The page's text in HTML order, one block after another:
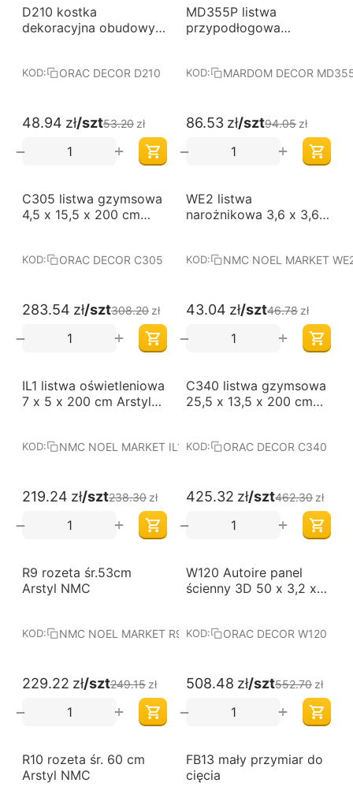
-8%
D210 kostka
dekoracyjna obudowy
KOD: ORAC DECOR D210
48.94 zł/szt53.20 zł
+
−
-8%
MD355P listwa
przypodłogowa
DECOR ELITE PREMIUM
KOD: MARDOM DECOR
86.53 zł/szt94.05 zł
+
−
-8%
C305 listwa gzymsowa
4,5 x 15,5 x 200 cm
KOD: ORAC DECOR C305
283.54 zł/szt308.20 zł
+
−
-8%
WE2 listwa
narożnikowa 3,6 x 3,6 x
KOD: NMC NOEL MARKET
43.04 zł/szt46.78 zł
+
−
-8%
IL1 listwa oświetleniowa
7 x 5 x 200 cm Arstyl
KOD: NMC NOEL MARKET IL1
219.24 zł/szt238.30 zł
+
−
-8%
C340 listwa gzymsowa
25,5 x 13,5 x 200 cm
KOD: ORAC DECOR C340
425.32 zł/szt462.30 zł
+
−
-8%
R9 rozeta śr.53cm
Arstyl NMC
KOD: NMC NOEL MARKET R9
229.22 zł/szt249.15 zł
+
−
-8%
W120 Autoire panel
ścienny 3D 50 x 3,2 x
KOD: ORAC DECOR W120
508.48 zł/szt552.70 zł
+
−
-8%
R10 rozeta śr. 60 cm
Arstyl NMC
-8%
FB13 mały przymiar do
cięcia